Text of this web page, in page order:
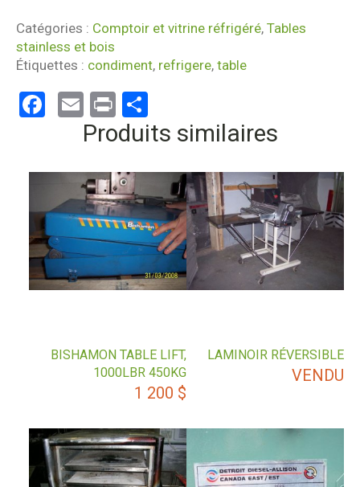
Catégories : Comptoir et vitrine réfrigéré, Tables
stainless et bois
Étiquettes : condiment, refrigere, table
Facebook
Email
Print
Produits similaires
LAMINOIR RÉVERSIBLE
VENDU
BISHAMON TABLE LIFT,
1000LBR 450KG
1 200 $